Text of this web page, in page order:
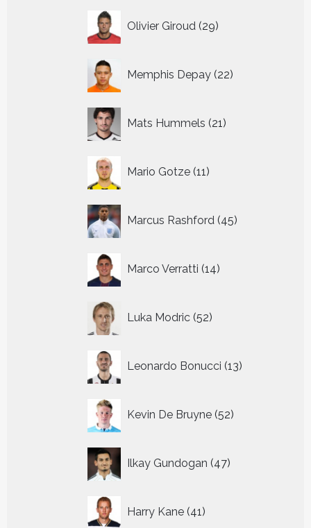
Olivier Giroud 29
producten
Memphis Depay 22
producten
Mats Hummels 21
producten
Mario Gotze 11
producten
Marcus Rashford 45
producten
Marco Verratti 14
producten
Luka Modric 52
producten
Leonardo Bonucci 13
producten
Kevin De Bruyne 52
producten
Ilkay Gundogan 47
producten
Harry Kane 41
producten